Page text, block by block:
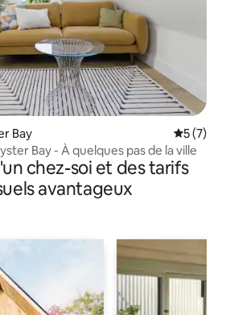
Bay
5 (7)
Bay - À quelques pas de la ville
chez-soi et des tarifs
avantageux